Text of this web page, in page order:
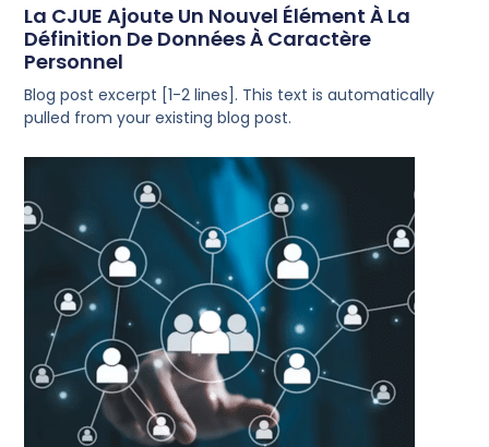
La CJUE Ajoute Un Nouvel Élément À La
Définition De Données À Caractère
Personnel
Blog post excerpt [1-2 lines]. This text is automatically
pulled from your existing blog post.